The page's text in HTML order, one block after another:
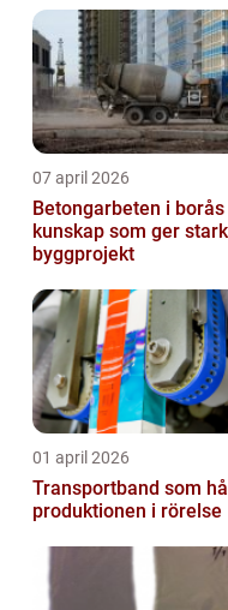
07 april 2026
Betongarbeten i borås
kunskap som ger
byggprojekt
01 april 2026
Transportband som
produktionen i rörelse